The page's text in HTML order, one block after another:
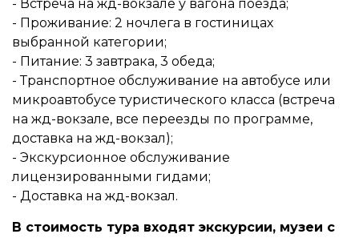
- Встреча на жд-вокзале у вагона поезда;
- Проживание: 2 ночлега в гостиницах
выбранной категории;
- Питание: 3 завтрака, 3 обеда;
- Транспортное обслуживание на автобусе или
микроавтобусе туристического класса (встреча
на жд-вокзале, все переезды по программе,
доставка на жд-вокзал);
- Экскурсионное обслуживание
лицензированными гидами;
- Доставка на жд-вокзал.
В стоимость тура входят экскурсии, музеи с